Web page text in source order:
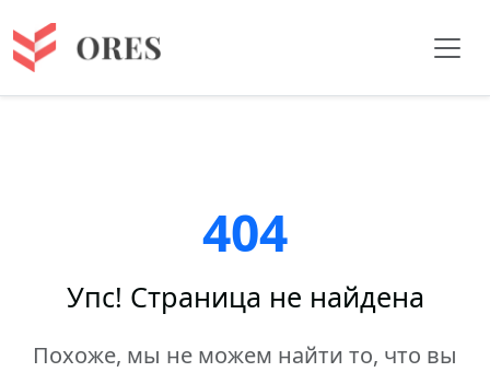
404
Упс! Страница не найдена
Похоже, мы не можем найти то, что вы